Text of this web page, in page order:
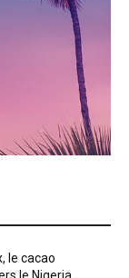
le cacao